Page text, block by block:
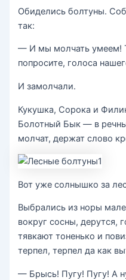
Обиделись болтуны.
так:
— И мы молчать умеем!
попросите, голоса
И замолчали.
Кукушка, Сорока и
Болотный Бык — в
молчат, держат слово
Вот уже солнышко за
Выбрались из норы
вокруг сосны, де­рутся,
тявкают тоненько и
терпел, терпел да как
— Брысь! Пугу! Пугу! А